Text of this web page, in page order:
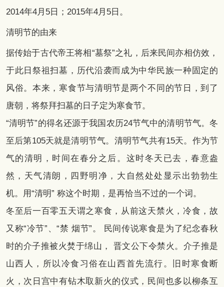
2014年4月5日；2015年4月5日。
清明节的由来
据传始于古代帝王将相“墓祭”之礼，后来民间亦相仿效，
于此日祭祖扫墓，历代沿袭而成为中华民族一种固定的
风俗。本来，寒食节与清明节是两个不同的节日，到了
唐朝，将祭拜扫墓的日子定为寒食节。
“清明节”的得名还源于我国农历24节气中的清明节气。冬
至后第105天就是清明节气。清明节气共有15天。作为节
气的清明，时间在春分之后。这时冬天已去，春意盎
然，天气清朗，四野明净，大自然处处显示出勃勃生
机。用“清明” 称这个时期，是再恰当不过的一个词。
冬至后一百零五天谓之寒食，从前这天禁火，冷食，故
又称“冷节”、“禁 烟节”。 民间传说寒食是为了纪念春秋
时的介子推被火焚于绵山， 晋文公下令禁火。介子推是
山西人，所以冷食习俗在山西首先流行。旧时寒食断
火，次日宫中有钻木取新火的仪式，民间也多以柳条互